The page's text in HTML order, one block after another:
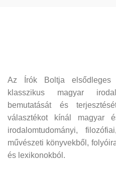
Az Írók Boltja
klasszikus magyar
bemutatását és
választékot kínál magyar
irodalomtudományi,
művészeti könyvekből,
és lexikonokból.